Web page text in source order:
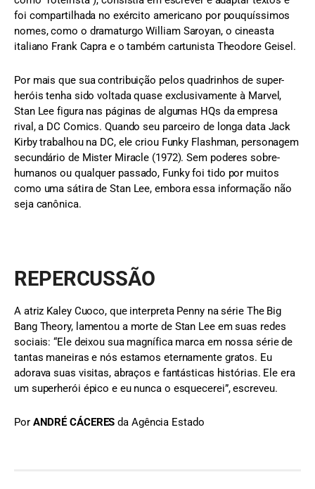
foi compartilhada no exército americano por pouquíssimos
nomes, como o dramaturgo William Saroyan, o cineasta
italiano Frank Capra e o também cartunista Theodore Geisel.
Por mais que sua contribuição pelos quadrinhos de super-
heróis tenha sido voltada quase exclusivamente à Marvel,
Stan Lee figura nas páginas de algumas HQs da empresa
rival, a DC Comics. Quando seu parceiro de longa data Jack
Kirby trabalhou na DC, ele criou Funky Flashman, personagem
secundário de Mister Miracle (1972). Sem poderes sobre-
humanos ou qualquer passado, Funky foi tido por muitos
como uma sátira de Stan Lee, embora essa informação não
seja canônica.
REPERCUSSÃO
A atriz Kaley Cuoco, que interpreta Penny na série The Big
Bang Theory, lamentou a morte de Stan Lee em suas redes
sociais: “Ele deixou sua magnífica marca em nossa série de
tantas maneiras e nós estamos eternamente gratos. Eu
adorava suas visitas, abraços e fantásticas histórias. Ele era
um superherói épico e eu nunca o esquecerei”, escreveu.
Por ANDRÉ CÁCERESda Agência Estado